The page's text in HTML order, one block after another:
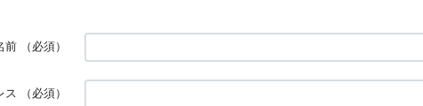
前 （必須）
ス （必須）